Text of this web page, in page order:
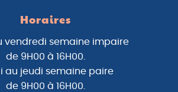
Horaires
vendredi semaine impaire
de 9H00 à 16H00.
au jeudi semaine paire
de 9H00 à 16H00.